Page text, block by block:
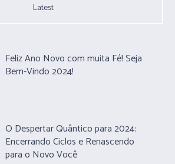
Latest
Feliz Ano Novo com muita Fé! Seja
Bem-Vindo 2024!
O Despertar Quântico para 2024:
Encerrando Ciclos e Renascendo
para o Novo Você